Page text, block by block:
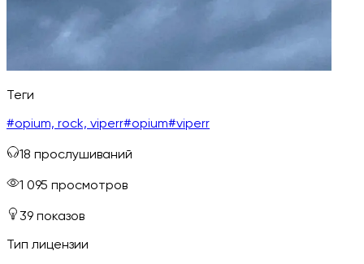
Теги
#opium, rock, viperr#opium#viperr
18 прослушиваний
1 095 просмотров
39 показов
Тип лицензии